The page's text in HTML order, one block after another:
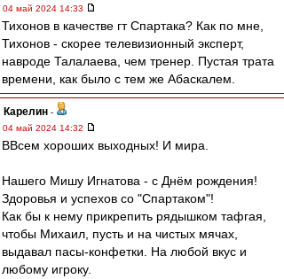
04 май 2024 14:33
Тихонов в качестве гт Спартака? Как по мне,
Тихонов - скорее телевизионный эксперт,
навроде Талалаева, чем тренер. Пустая трата
времени, как было с тем же Абаскалем.
Карелин -
04 май 2024 14:32
ВВсем хороших выходных! И мира.
Нашего Мишу Игнатова - с Днём рождения!
Здоровья и успехов со "Спартаком"!
Как бы к нему прикрепить рядышком тафгая,
чтобы Михаил, пусть и на чистых мячах,
выдавал пасы-конфетки. На любой вкус и
любому игроку.